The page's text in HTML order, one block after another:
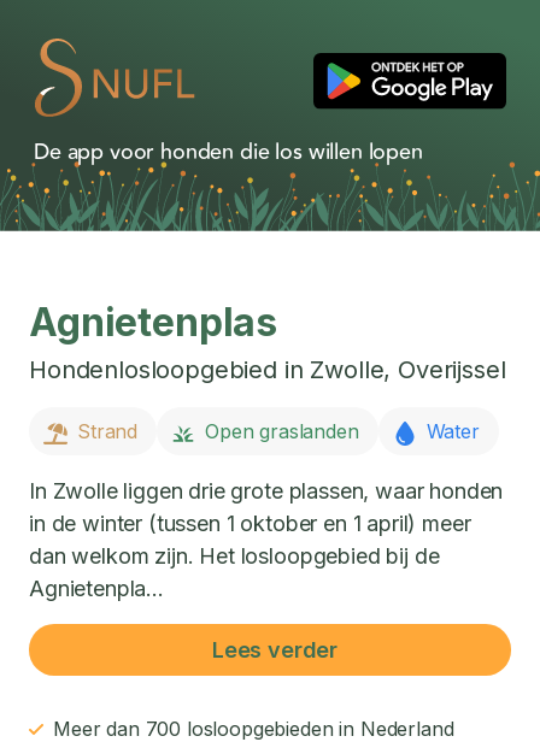
De app voor honden die los willen lopen
Agnietenplas
Hondenlosloopgebied in Zwolle, Overijssel
Strand Open graslanden Water
In Zwolle liggen drie grote plassen, waar honden
in de winter (tussen 1 oktober en 1 april) meer
dan welkom zijn. Het losloopgebied bij de
Agnietenpla...
Lees verder
Meer dan 700 losloopgebieden in Nederland